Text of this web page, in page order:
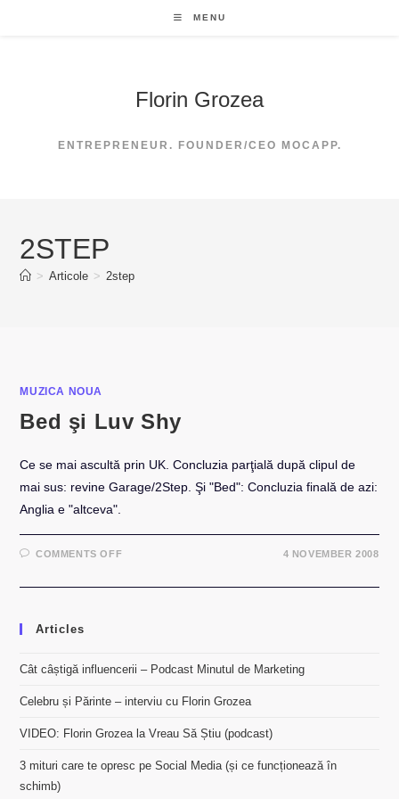
MENU
Florin Grozea
ENTREPRENEUR. FOUNDER/CEO MOCAPP.
2STEP
> Articole > 2step
MUZICA NOUA
Bed şi Luv Shy
Ce se mai ascultă prin UK. Concluzia parţială după clipul de
mai sus: revine Garage/2Step. Şi "Bed": Concluzia finală de azi:
Anglia e "altceva".
COMMENTS OFFON
LUV
4 NOVEMBER 2008
Articles
Cât câștigă influencerii – Podcast Minutul de Marketing
Celebru și Părinte – interviu cu Florin Grozea
VIDEO: Florin Grozea la Vreau Să Știu (podcast)
3 mituri care te opresc pe Social Media (și ce funcționează în
schimb)